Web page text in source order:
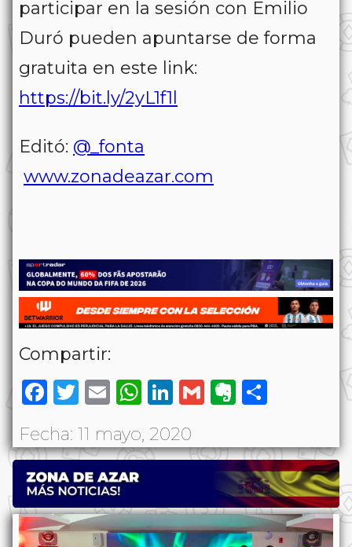
participar en la sesión con Emilio
Duró pueden apuntarse de forma
gratuita en este link:
https://bit.ly/2yL1f1l
Editó: @_fonta
www.zonadeazar.com
Compartir:
Facebook
Twitter
EmailWhatsApp
LinkedIn
GmailEvernote
Fecha: 11 mayo, 2020